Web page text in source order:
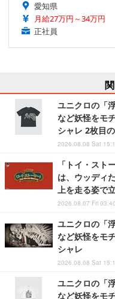
愛知県
月給27万円～34万円
正社員
ユニクロの「
など妖怪をモ
シャレ 2枚目
2026.08.08 Sat
「トイ・スト
は、ウッディ
上を走る姿で
2026.08.07 Fri 03:40
ユニクロの「
など妖怪をモ
シャレ
2026.08.08 Sat
ユニクロの「
など妖怪をモ